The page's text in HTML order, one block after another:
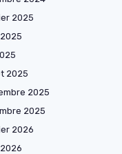
2025
2025
2025
2025
2026